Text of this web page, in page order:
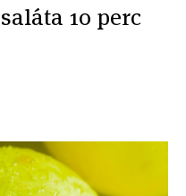
10 perc